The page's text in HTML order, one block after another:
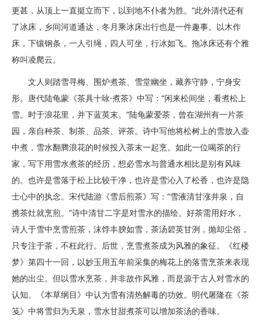
更甚，从顶上一直挺立而下，以到地不仆者为胜。”此外清代还有
了冰床，乡间河道通达，冬月乘冰床出行也是一件趣事。以木作
床，下镶钢条，一人引绳，四人可坐，行冰如飞。拖冰床还有个雅
称叫凌爬云。
文人则踏雪寻梅、围炉煮茶、雪堂幽坐，藏养守静，宁身安
形。唐代陆龟蒙《茶具十咏·煮茶》中写：“闲来松间坐，看煮松上
雪。时于浪花里，并下蓝英末。”陆龟蒙爱茶，曾在湖州有一片茶
园，亲自种茶、制茶、品茶、评茶。诗中写他将松树上的雪放入壶
中煮，雪水翻腾浪花的时候投入茶末一起烹。如此一位喝茶的行
家，写下用雪水煮茶的经历，想必雪水与普通水相比是别有风味
的。也许是雪落于松上比较干净，也许是雪沁入了松香，也许是隐
士心中的执念。宋代陆游《雪后煎茶》写：“雪液清甘涨井泉，自
携茶灶就烹煎。”诗中清甘二字是对雪水的描绘。好茶需用好水，
诗人于雪中烹雪煎茶，沫饽丰腴如雪，茶汤碧英甘洌，抛却尘俗，
只专注于茶，不枉此行。后世，烹雪煮茶成为风雅的象征。《红楼
梦》第四十一回，以妙玉用五年前采集的梅花上的落雪烹茶来表现
她的出尘。但以雪水烹茶，并非故作风雅，而是源于古人对雪水的
认知。《本草纲目》中认为雪有清热解毒的功效。明代屠隆在《茶
笺》中将雪归为天泉，雪水甘甜煮茶可以增加茶汤的香味。